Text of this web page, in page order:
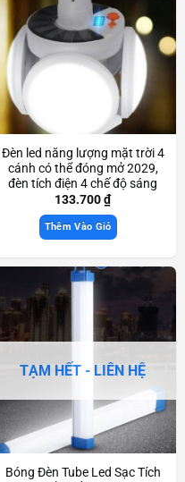
Đèn led năng lượng mặt trời 4
cánh có thể đóng mở 2029,
đèn tích điện 4 chế độ sáng
Scd3590
133.700₫
Thêm Vào Giỏ
TẠM HẾT - LIÊN HỆ
Bóng Đèn Tube Led Sạc Tích